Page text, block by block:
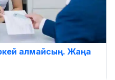
алмайсың. Жаңа